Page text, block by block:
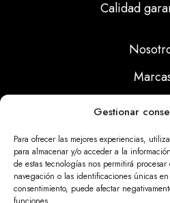
Gestionar
Para ofrecer las mejores experiencias,
para almacenar y/o acceder a la
de estas tecnologías nos permitirá
navegación o las identificaciones únicas
consentimiento, puede afectar
Calidad
Noticias
Aviso